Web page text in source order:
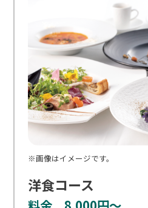
※画像はイメージです。
洋食コース